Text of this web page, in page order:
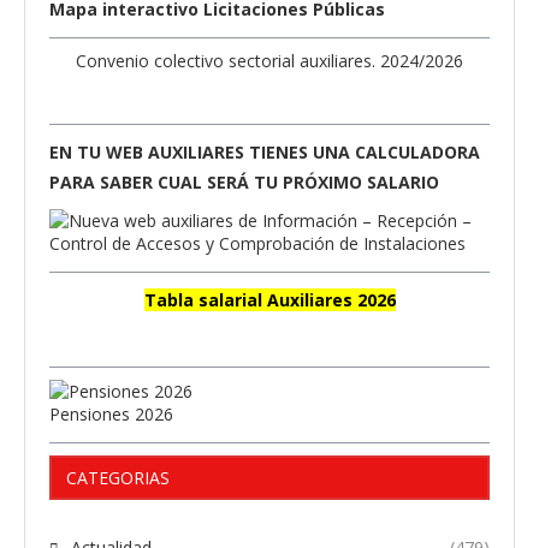
Mapa interactivo Licitaciones Públicas
Convenio colectivo sectorial auxiliares. 2024/2026
EN TU WEB AUXILIARES TIENES UNA CALCULADORA
PARA SABER CUAL SERÁ TU PRÓXIMO SALARIO
Tabla salarial Auxiliares 2026
Pensiones 2026
CATEGORIAS